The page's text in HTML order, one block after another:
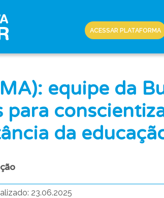
ACESSAR PLATAFORMA
equipe da
para
da
23.06.2025